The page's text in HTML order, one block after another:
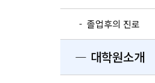
- 졸업후의 진로
― 대학원소개